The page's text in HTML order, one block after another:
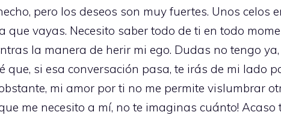
pero los deseos son muy fuertes. Unos celos
que vayas. Necesito saber todo de ti en todo
la manera de herir mi ego. Dudas no tengo
si esa conversación pasa, te irás de mi lado
mi amor por ti no me permite vislumbrar
me necesito a mí, no te imaginas cuánto!